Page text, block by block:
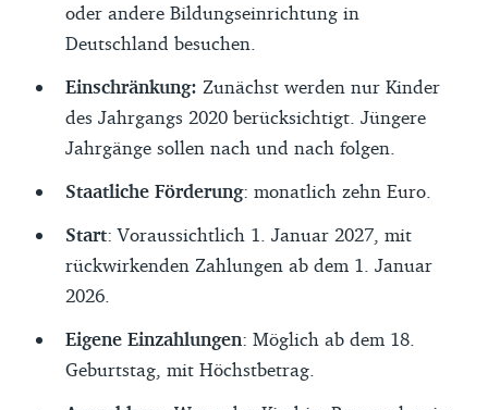
oder andere Bildungseinrichtung in
Deutschland besuchen.
Einschränkung: Zunächst werden nur Kinder
des Jahrgangs 2020 berücksichtigt. Jüngere
Jahrgänge sollen nach und nach folgen.
Staatliche Förderung: monatlich zehn Euro.
Start: Voraussichtlich 1. Januar 2027, mit
rückwirkenden Zahlungen ab dem 1. Januar
2026.
Eigene Einzahlungen: Möglich ab dem 18.
Geburtstag, mit Höchstbetrag.